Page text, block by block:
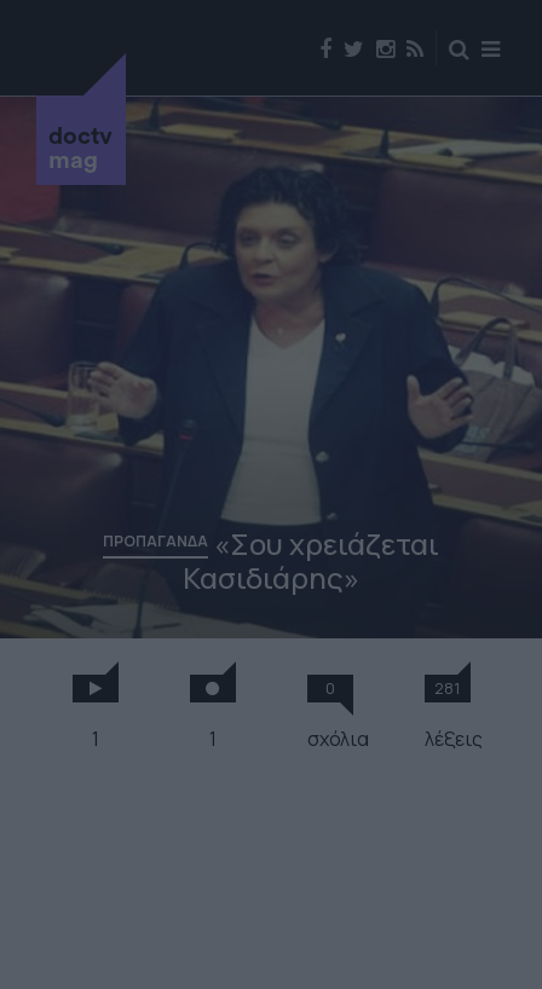
doctv
mag
ΠΡΟΠΑΓΑΝΔΑ «Σου χρειάζεται
Κασιδιάρης»
1 1
0
σχόλια
281
λέξεις